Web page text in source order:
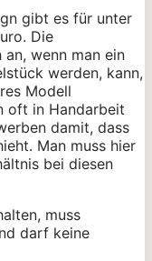
gibt es für unter
Die
wenn man ein
werden, kann,
Modell
oft in Handarbeit
damit, dass
Man muss hier
bei diesen
muss
darf keine